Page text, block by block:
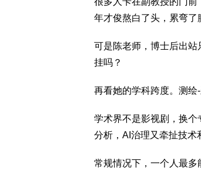
年才俊熬白了头，累弯了
可是陈老师，博士后出
挂吗？
再看她的学科跨度。测绘
学术界不是影视剧，换
分析，AI治理又牵扯技术
常规情况下，一个人最多